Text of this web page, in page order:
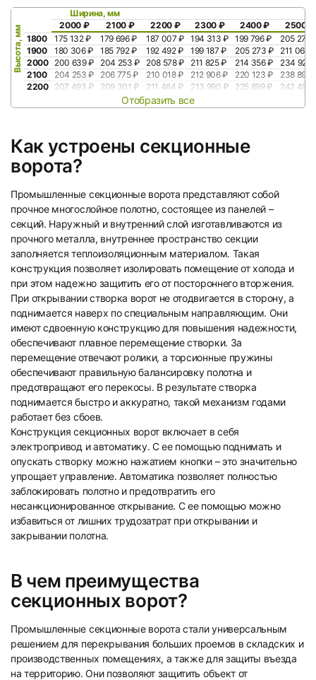
Ширина, мм
2000 ₽
2100 ₽ 2200 ₽ 2300 ₽ 2400 ₽ 2500 ₽
Высота, мм 1800 175 132 ₽ 179 696 ₽ 187 007 ₽ 194 313 ₽ 199 796 ₽
205 273
1900
180 306 ₽ 185 792 ₽ 192 492 ₽ 199 187 ₽ 205 273 ₽
211 063
2000
200 639 ₽ 204 253 ₽ 208 578 ₽ 211 825 ₽ 214 356 ₽
234 921
2100
204 253 ₽ 206 775 ₽ 210 018 ₽ 212 906 ₽ 220 123 ₽
238 892
2200
207 493 ₽ 209 301 ₽ 211 464 ₽ 213 990 ₽ 225 899 ₽ 242 499
Отобразить все
Как устроены секционные
ворота?
Промышленные секционные ворота представляют собой
прочное многослойное полотно, состоящее из панелей –
секций. Наружный и внутренний слой изготавливаются из
прочного металла, внутреннее пространство секции
заполняется теплоизоляционным материалом. Такая
конструкция позволяет изолировать помещение от холода и
при этом надежно защитить его от постороннего вторжения.
При открывании створка ворот не отодвигается в сторону, а
поднимается наверх по специальным направляющим. Они
имеют сдвоенную конструкцию для повышения надежности,
обеспечивают плавное перемещение створки. За
перемещение отвечают ролики, а торсионные пружины
обеспечивают правильную балансировку полотна и
предотвращают его перекосы. В результате створка
поднимается быстро и аккуратно, такой механизм годами
работает без сбоев.
Конструкция секционных ворот включает в себя
электропривод и автоматику. С ее помощью поднимать и
опускать створку можно нажатием кнопки – это значительно
упрощает управление. Автоматика позволяет полностью
заблокировать полотно и предотвратить его
несанкционированное открывание. С ее помощью можно
избавиться от лишних трудозатрат при открывании и
закрывании полотна.
В чем преимущества
секционных ворот?
Промышленные секционные ворота стали универсальным
решением для перекрывания больших проемов в складских и
производственных помещениях, а также для защиты въезда
на территорию. Они позволяют защитить объект от